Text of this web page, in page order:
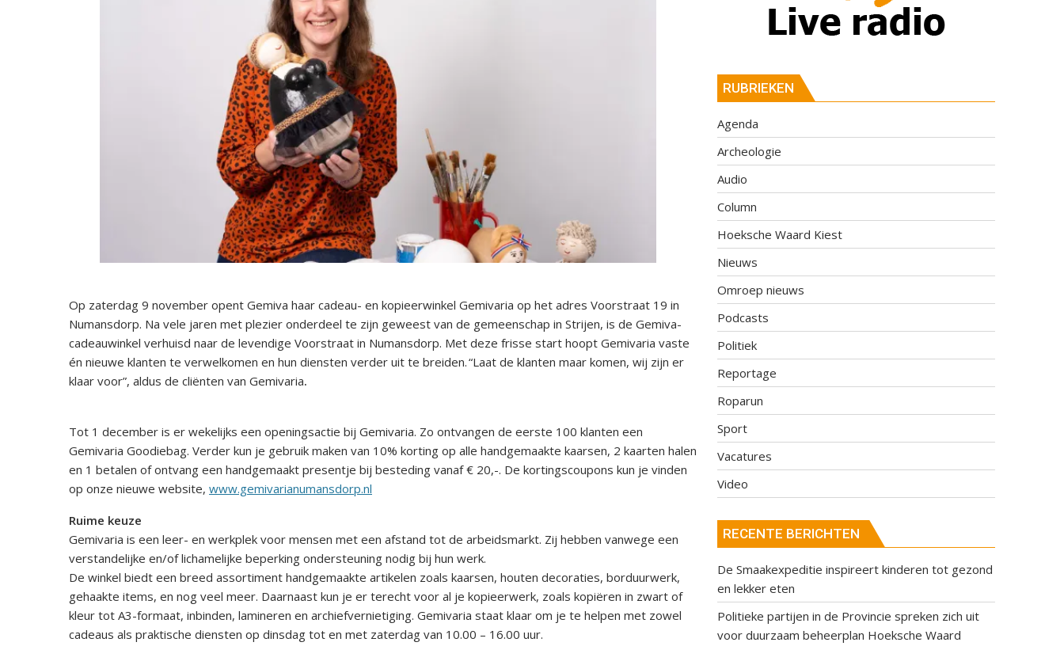
Op zaterdag 9 november opent Gemiva haar cadeau- en kopieerwinkel Gemivaria op het adres Voorstraat 19 in
Numansdorp. Na vele jaren met plezier onderdeel te zijn geweest van de gemeenschap in Strijen, is de Gemiva-
cadeauwinkel verhuisd naar de levendige Voorstraat in Numansdorp. Met deze frisse start hoopt Gemivaria vaste
én nieuwe klanten te verwelkomen en hun diensten verder uit te breiden. “Laat de klanten maar komen, wij zijn er
klaar voor”, aldus de cliënten van Gemivaria.
Tot 1 december is er wekelijks een openingsactie bij Gemivaria. Zo ontvangen de eerste 100 klanten een
Gemivaria Goodiebag. Verder kun je gebruik maken van 10% korting op alle handgemaakte kaarsen, 2 kaarten halen
en 1 betalen of ontvang een handgemaakt presentje bij besteding vanaf € 20,-. De kortingscoupons kun je vinden
op onze nieuwe website, www.gemivarianumansdorp.nl
Ruime keuze
Gemivaria is een leer- en werkplek voor mensen met een afstand tot de arbeidsmarkt. Zij hebben vanwege een
verstandelijke en/of lichamelijke beperking ondersteuning nodig bij hun werk.
De winkel biedt een breed assortiment handgemaakte artikelen zoals kaarsen, houten decoraties, borduurwerk,
gehaakte items, en nog veel meer. Daarnaast kun je er terecht voor al je kopieerwerk, zoals kopiëren in zwart of
kleur tot A3-formaat, inbinden, lamineren en archiefvernietiging. Gemivaria staat klaar om je te helpen met zowel
cadeaus als praktische diensten op dinsdag tot en met zaterdag van 10.00 – 16.00 uur.
RUBRIEKEN
Agenda
Archeologie
Audio
Column
Hoeksche Waard Kiest
Nieuws
Omroep nieuws
Podcasts
Politiek
Reportage
Roparun
Sport
Vacatures
Video
RECENTE BERICHTEN
De Smaakexpeditie inspireert kinderen tot gezond
en lekker eten
Politieke partijen in de Provincie spreken zich uit
voor duurzaam beheerplan Hoeksche Waard